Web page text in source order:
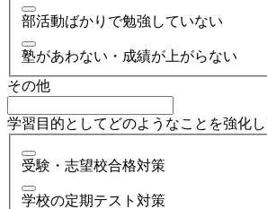
部活動ばかりで勉強していない
塾があわない・成績が上がらない
その他
学習目的としてどのようなことを強化
受験・志望校合格対策
学校の定期テスト対策